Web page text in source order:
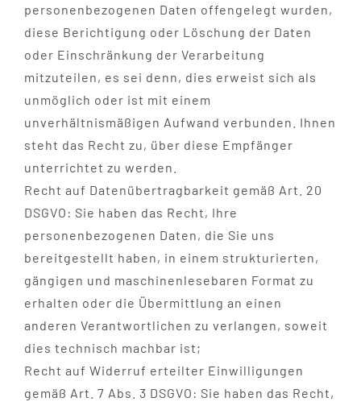
personenbezogenen Daten offengelegt wurden,
diese Berichtigung oder Löschung der Daten
oder Einschränkung der Verarbeitung
mitzuteilen, es sei denn, dies erweist sich als
unmöglich oder ist mit einem
unverhältnismäßigen Aufwand verbunden. Ihnen
steht das Recht zu, über diese Empfänger
unterrichtet zu werden.
Recht auf Datenübertragbarkeit gemäß Art. 20
DSGVO: Sie haben das Recht, Ihre
personenbezogenen Daten, die Sie uns
bereitgestellt haben, in einem strukturierten,
gängigen und maschinenlesebaren Format zu
erhalten oder die Übermittlung an einen
anderen Verantwortlichen zu verlangen, soweit
dies technisch machbar ist;
Recht auf Widerruf erteilter Einwilligungen
gemäß Art. 7 Abs. 3 DSGVO: Sie haben das Recht,